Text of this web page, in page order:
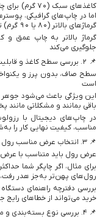
کاغذهای سبک
اما در چاپ‌های گرافیکی،
گرماژهای بالاتر (۸۰ یا ۹۰ گرم) توصیه می‌شود
گرماژ بالاتر به چاپ عمق
جلوگیری می‌کند
📌 ۲. بررسی سطح کاغذ و قابلیت جذب جوهر
سطح صاف، بدون پرز و
است
این ویژگی باعث می‌شود
باقی بمانند و مشکلاتی
در چاپ‌های دیجیتال با
مناسب، کیفیت نهایی کار را
📌 ۳. انتخاب عرض مناسب رول بر اساس دستگاه چاپ
عرض رول باید متناسب با
رول‌های پهن‌تر به‌جز هدر
بررسی دفترچه راهنمای
خرید می‌تواند از خطاهای رایج
📌 ۴. بررسی نوع بسته‌بندی و مغزی رول